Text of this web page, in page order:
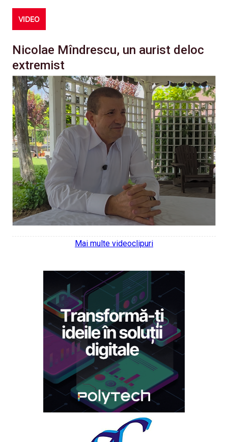
VIDEO
Nicolae Mîndrescu, un aurist deloc
extremist
Mai multe videoclipuri